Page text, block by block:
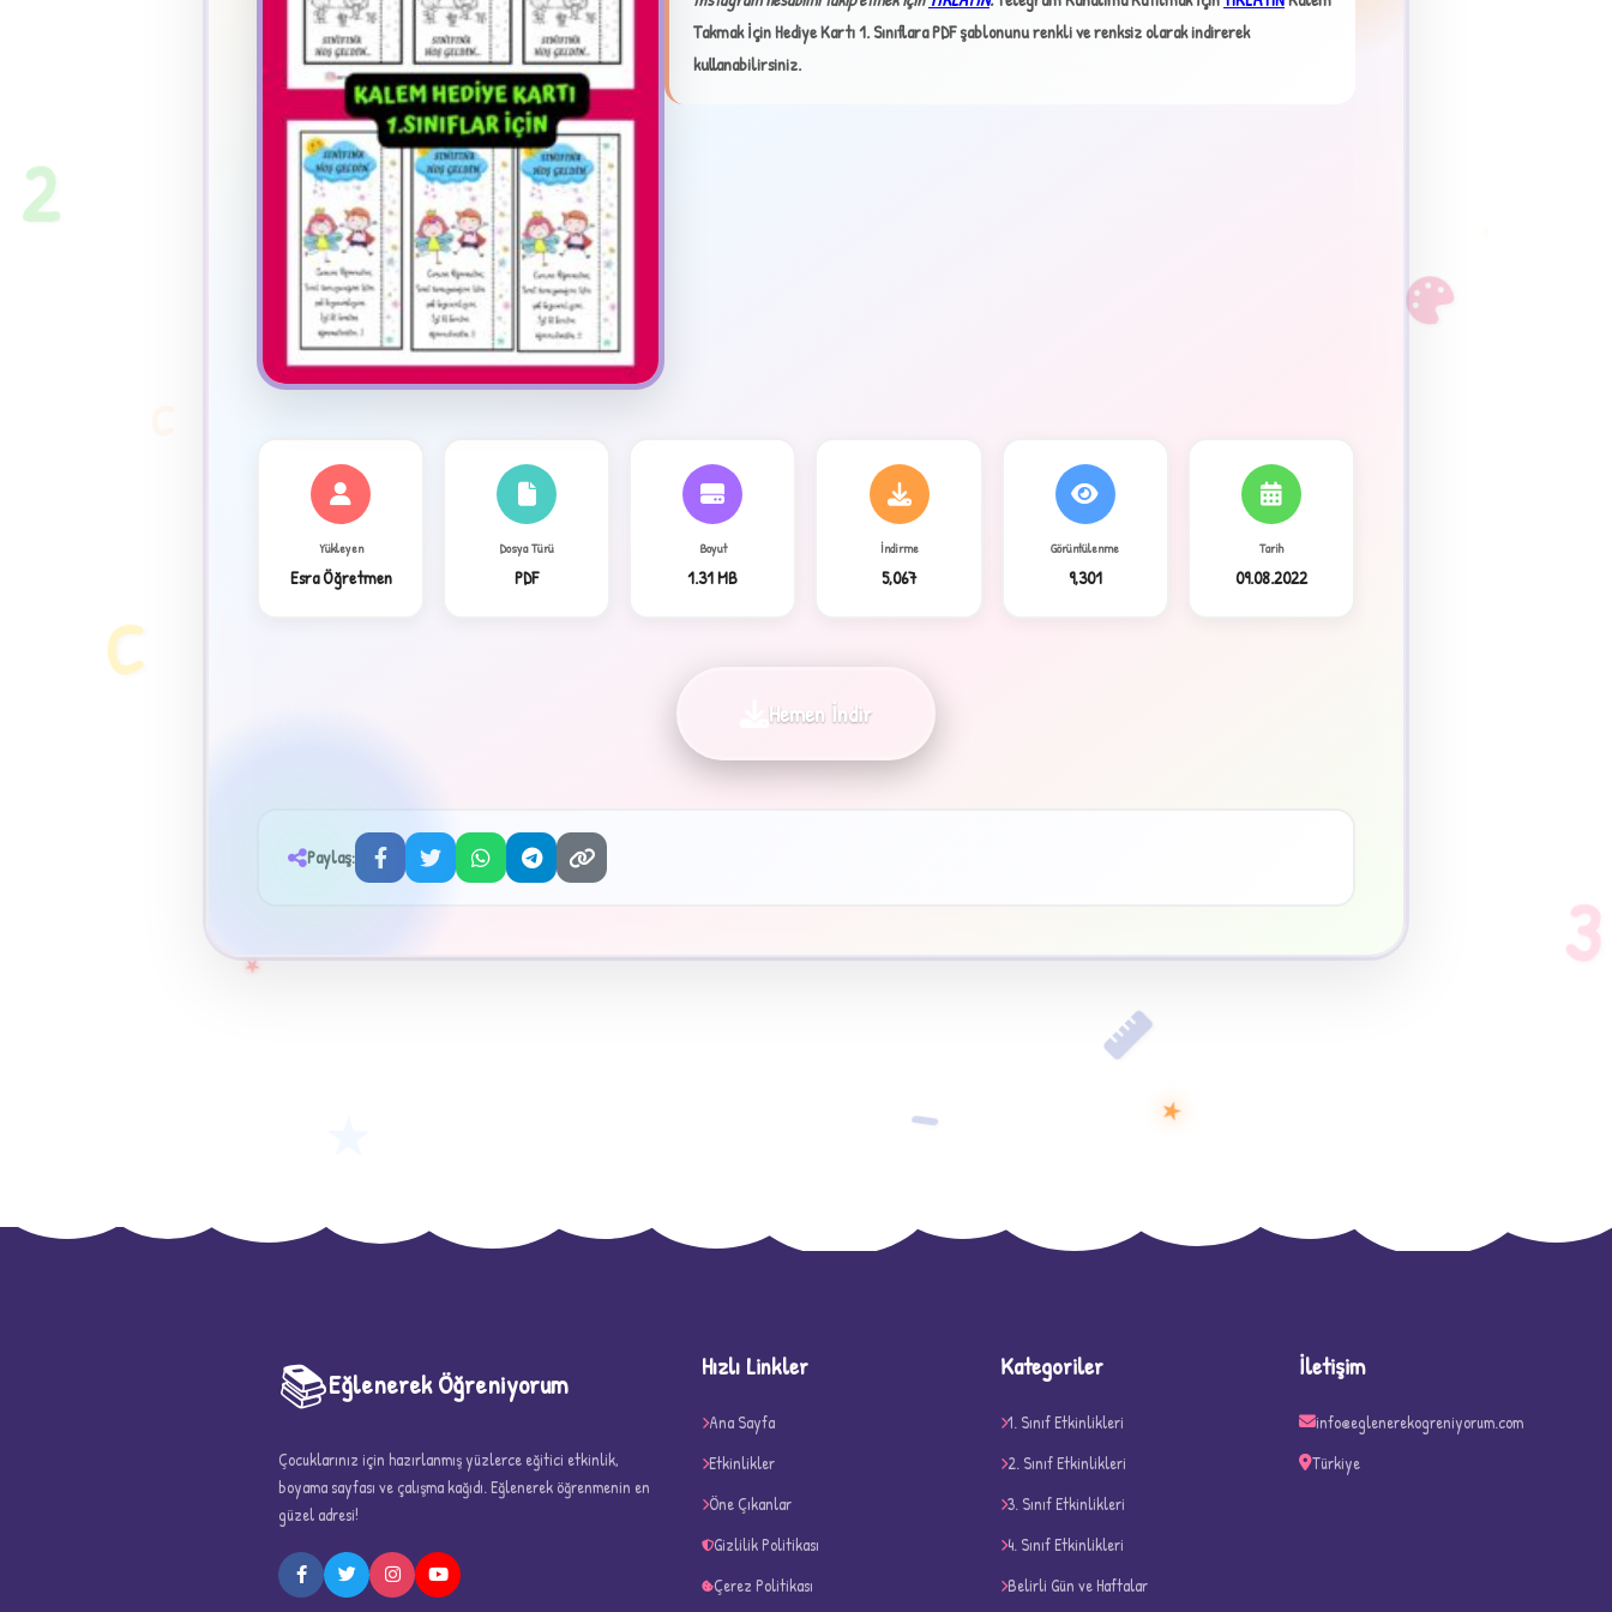
★
★
Takmak İçin Hediye Kartı 1. Sınıflara PDF şablonunu renkli ve renksiz olarak indirerek
kullanabilirsiniz.
Yükleyen
Esra Öğretmen
Dosya Türü
PDF
Boyut
1.31 MB
İndirme
5,067
Görüntülenme
9,301
Tarih
09.08.2022
Hemen İndir
Paylaş:
C
D
2
3
5
−
★
📚Eğlenerek Öğreniyorum
Çocuklarınız için hazırlanmış yüzlerce eğitici etkinlik,
boyama sayfası ve çalışma kağıdı. Eğlenerek öğrenmenin en
güzel adresi!
Hızlı Linkler
Ana Sayfa
Etkinlikler
Öne Çıkanlar
Gizlilik Politikası
Çerez Politikası
Kategoriler
1. Sınıf Etkinlikleri
2. Sınıf Etkinlikleri
3. Sınıf Etkinlikleri
4. Sınıf Etkinlikleri
Belirli Gün ve Haftalar
İletişim
info@eglenerekogreniyorum.com
Türkiye